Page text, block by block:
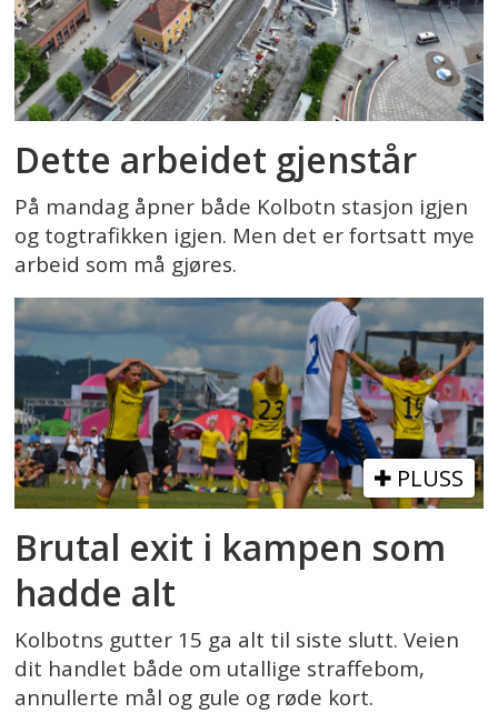
Dette arbeidet gjenstår
På mandag åpner både Kolbotn stasjon igjen
og togtrafikken igjen. Men det er fortsatt mye
arbeid som må gjøres.
PLUSS
Brutal exit i kampen som
hadde alt
Kolbotns gutter 15 ga alt til siste slutt. Veien
dit handlet både om utallige straffebom,
annullerte mål og gule og røde kort.